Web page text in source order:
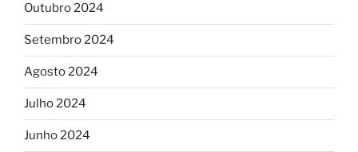
Outubro 2024
Setembro 2024
Agosto 2024
Julho 2024
Junho 2024